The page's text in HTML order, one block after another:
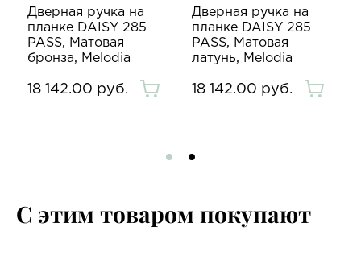
Дверная ручка на
планке DAISY 285
PASS, Матовая
бронза, Melodia
18 142.00 руб.
Дверная ручка на
планке DAISY 285
PASS, Матовая
латунь, Melodia
18 142.00 руб.
С этим товаром покупают